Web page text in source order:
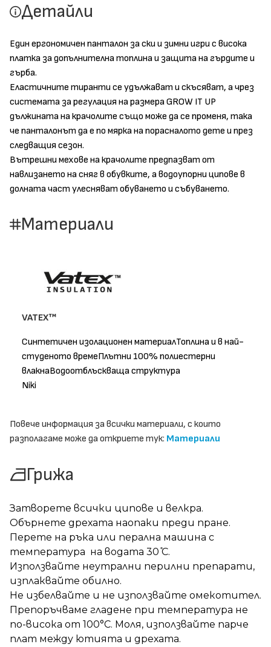
Детайли
Един ергономичен панталон за ски и зимни игри с висока
платка за допълнителна топлина и защита на гърдите и
гърба.
Еластичните тиранти се удължават и скъсяват, а чрез
системата за регулация на размера GROW IT UP
дължината на крачолите също може да се променя, така
че панталонът да е по мярка на порасналото дете и през
следващия сезон.
Вътрешни мехове на крачолите предпазват от
навлизането на сняг в обувките, а водоупорни ципове в
долната част улесняват обуването и събуването.
Материали
VATEX™
Синтетичен изолационен материалТоплина и в най-
студеното времеПлътни 100% полиестерни
влакнаВодоотблъскваща структура
Niki
Повече информация за всички материали, с които
разполагаме може да откриете тук: Материали
Грижа
Затворете всички ципове и велкра.
Обърнете дрехата наопаки преди пране.
Перете на ръка или перална машина с
температура на водата 30 ̊С.
Използвайте неутрални перилни препарати,
изплаквайте обилно.
Не избелвайте и не използвайте омекотител.
Препоръчваме гладене при температура не
по-висока от 100°C. Моля, използвайте парче
плат между ютията и дрехата.